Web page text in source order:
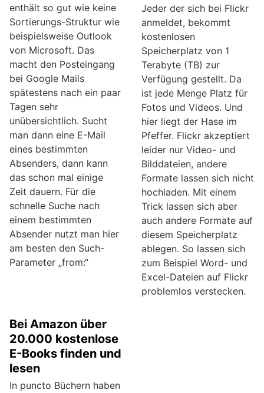
enthält so gut wie keine
Sortierungs-Struktur wie
beispielsweise Outlook
von Microsoft. Das
macht den Posteingang
bei Google Mails
spätestens nach ein paar
Tagen sehr
unübersichtlich. Sucht
man dann eine E-Mail
eines bestimmten
Absenders, dann kann
das schon mal einige
Zeit dauern. Für die
schnelle Suche nach
einem bestimmten
Absender nutzt man hier
am besten den Such-
Parameter „from:“
Jeder der sich bei Flickr
anmeldet, bekommt
kostenlosen
Speicherplatz von 1
Terabyte (TB) zur
Verfügung gestellt. Da
ist jede Menge Platz für
Fotos und Videos. Und
hier liegt der Hase im
Pfeffer. Flickr akzeptiert
leider nur Video- und
Bilddateien, andere
Formate lassen sich nicht
hochladen. Mit einem
Trick lassen sich aber
auch andere Formate auf
diesem Speicherplatz
ablegen. So lassen sich
zum Beispiel Word- und
Excel-Dateien auf Flickr
problemlos verstecken.
Bei Amazon über
20.000 kostenlose
E-Books finden und
lesen
In puncto Büchern haben